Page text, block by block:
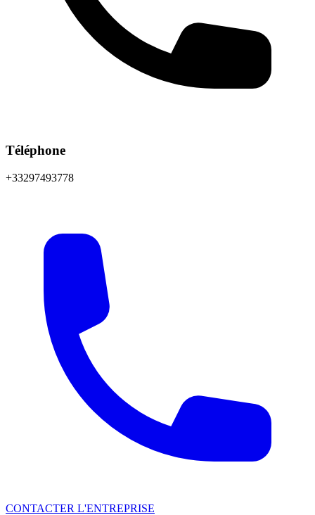
Téléphone
+33297493778
CONTACTER L'ENTREPRISE